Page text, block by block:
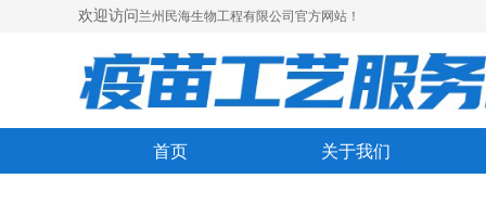
首页 关于我们
欢迎访问兰州民海生物工程有限公司官方网站！